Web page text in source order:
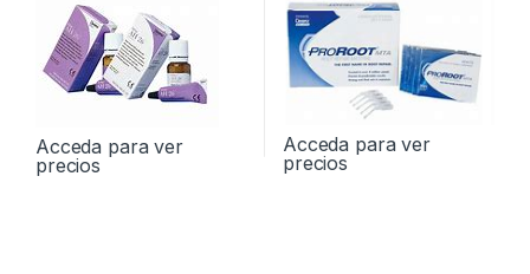
Acceda para ver
precios
Acceda para ver
precios